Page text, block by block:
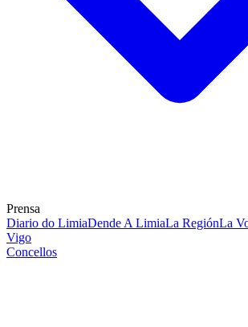
Prensa
Diario do LimiaDende A LimiaLa RegiónLa
Vigo
Concellos